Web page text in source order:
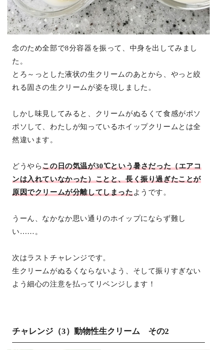
念のため全部で8分容器を振って、中身を出してみまし
た。
とろ～っとした液状の生クリームのあとから、やっと絞
れる固さの生クリームが姿を現しました。
しかし味見してみると、クリームがぬるくて食感がポソ
ポソして、わたしが知っているホイップクリームとは全
然違います。
どうやらこの日の気温が30℃という暑さだった（エアコ
ンは入れていなかった）ことと、長く振り過ぎたことが
原因でクリームが分離してしまったようです。
うーん、なかなか思い通りのホイップにならず難し
い……。
次はラストチャレンジです。
生クリームがぬるくならないよう、そして振りすぎない
よう細心の注意を払ってリベンジします！
チャレンジ（3）動物性生クリーム その2